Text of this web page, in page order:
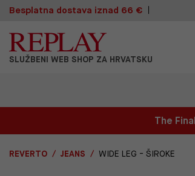
Besplatna dostava iznad 66 €
SLUŽBENI WEB SHOP ZA HRVATSKU
The
REVERTO JEANS WIDE LEG - ŠIROKE